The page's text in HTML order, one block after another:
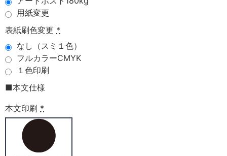
用紙変更
表紙刷色変更 *
なし（スミ１色）
フルカラーCMYK
１色印刷
■本文仕様
本文印刷 *